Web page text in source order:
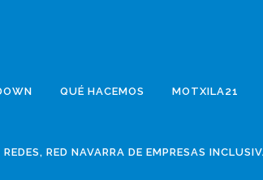
QUÉ HACEMOS MOTXILA21
RED NAVARRA DE EMPRESAS